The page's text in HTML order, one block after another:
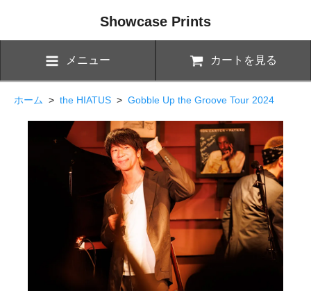
Showcase Prints
メニュー カートを見る
ホーム > the HIATUS > Gobble Up the Groove Tour 2024